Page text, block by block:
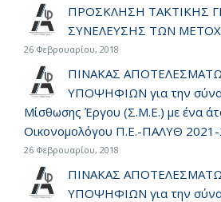
ΠΡΟΣΚΛΗΣΗ ΤΑΚΤΙΚΗΣ
ΣΥΝΕΛΕΥΣΗΣ ΤΩΝ
26 Φεβρουαρίου, 2018
ΠΙΝΑΚΑΣ
ΥΠΟΨΗΦΙΩΝ για την
Μίσθωσης Έργου (Σ.Μ.Ε.) με ένα
Οικονομολόγου Π.Ε.-ΠΑΛΥΘ
26 Φεβρουαρίου, 2018
ΠΙΝΑΚΑΣ
ΥΠΟΨΗΦΙΩΝ για την